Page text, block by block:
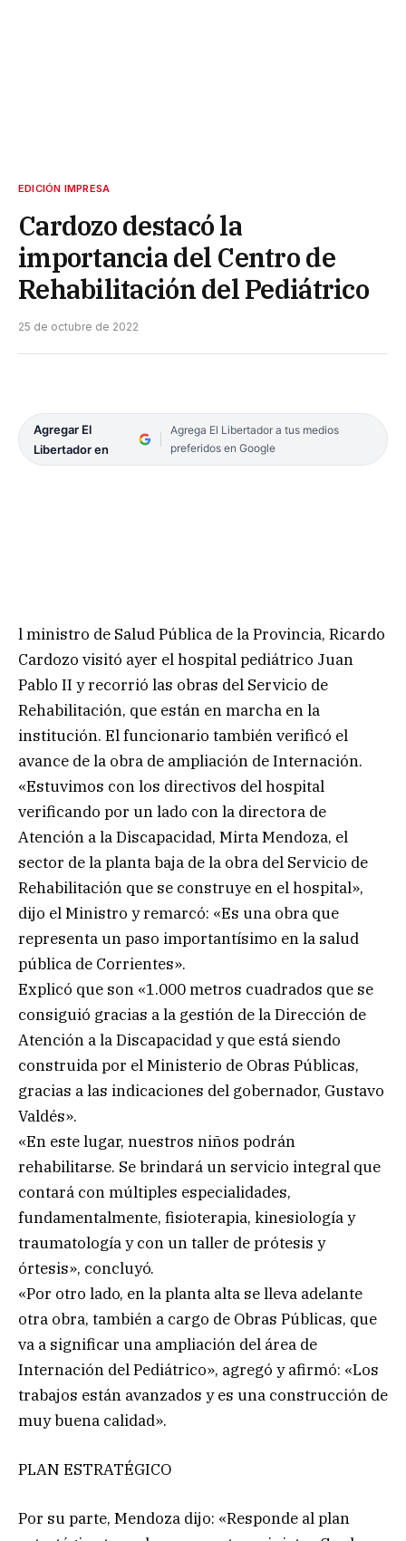
EDICIÓN IMPRESA
Cardozo destacó la
importancia del Centro de
Rehabilitación del Pediátrico
25 de octubre de 2022
Agregar El
Libertador en
Agrega El Libertador a tus medios
preferidos en Google
l ministro de Salud Pública de la Provincia, Ricardo
Cardozo visitó ayer el hospital pediátrico Juan
Pablo II y recorrió las obras del Servicio de
Rehabilitación, que están en marcha en la
institución. El funcionario también verificó el
avance de la obra de ampliación de Internación.
«Estuvimos con los directivos del hospital
verificando por un lado con la directora de
Atención a la Discapacidad, Mirta Mendoza, el
sector de la planta baja de la obra del Servicio de
Rehabilitación que se construye en el hospital»,
dijo el Ministro y remarcó: «Es una obra que
representa un paso importantísimo en la salud
pública de Corrientes».
Explicó que son «1.000 metros cuadrados que se
consiguió gracias a la gestión de la Dirección de
Atención a la Discapacidad y que está siendo
construida por el Ministerio de Obras Públicas,
gracias a las indicaciones del gobernador, Gustavo
Valdés».
«En este lugar, nuestros niños podrán
rehabilitarse. Se brindará un servicio integral que
contará con múltiples especialidades,
fundamentalmente, fisioterapia, kinesiología y
traumatología y con un taller de prótesis y
órtesis», concluyó.
«Por otro lado, en la planta alta se lleva adelante
otra obra, también a cargo de Obras Públicas, que
va a significar una ampliación del área de
Internación del Pediátrico», agregó y afirmó: «Los
trabajos están avanzados y es una construcción de
muy buena calidad».
PLAN ESTRATÉGICO
Por su parte, Mendoza dijo: «Responde al plan